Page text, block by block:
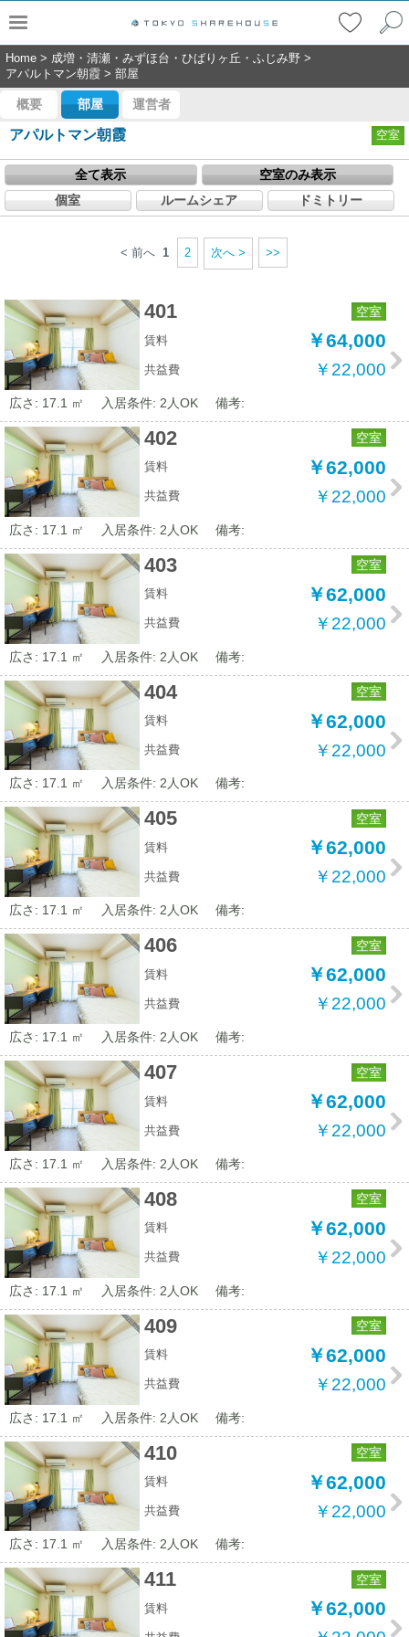
Home > 成増・清瀬・みずほ台・ひばりヶ丘・ふじみ野 >
アパルトマン朝霞 > 部屋
概要 部屋 運営者
アパルトマン朝霞 空室
全て表示
空室のみ表示
個室
ルームシェア ドミトリー
< 前へ 1 2 次へ > >>
401 空室
賃料 ￥64,000
共益費 ￥22,000
広さ: 17.1 ㎡ 入居条件: 2人OK 備考:
402 空室
賃料 ￥62,000
共益費 ￥22,000
広さ: 17.1 ㎡ 入居条件: 2人OK 備考:
403 空室
賃料 ￥62,000
共益費 ￥22,000
広さ: 17.1 ㎡ 入居条件: 2人OK 備考:
404 空室
賃料 ￥62,000
共益費 ￥22,000
広さ: 17.1 ㎡ 入居条件: 2人OK 備考:
405 空室
賃料 ￥62,000
共益費 ￥22,000
広さ: 17.1 ㎡ 入居条件: 2人OK 備考:
406 空室
賃料 ￥62,000
共益費 ￥22,000
広さ: 17.1 ㎡ 入居条件: 2人OK 備考:
407 空室
賃料 ￥62,000
共益費 ￥22,000
広さ: 17.1 ㎡ 入居条件: 2人OK 備考:
408 空室
賃料 ￥62,000
共益費 ￥22,000
広さ: 17.1 ㎡ 入居条件: 2人OK 備考:
409 空室
賃料 ￥62,000
共益費 ￥22,000
広さ: 17.1 ㎡ 入居条件: 2人OK 備考:
410 空室
賃料 ￥62,000
共益費 ￥22,000
広さ: 17.1 ㎡ 入居条件: 2人OK 備考:
411 空室
賃料 ￥62,000